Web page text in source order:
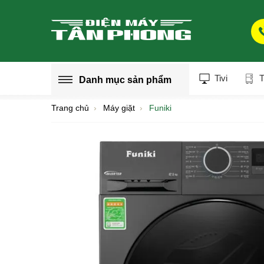
Tivi
Danh mục sản phẩm
Trang chủ Máy giặt Funiki